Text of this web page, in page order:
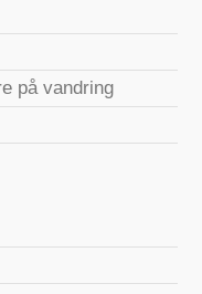
på vandring